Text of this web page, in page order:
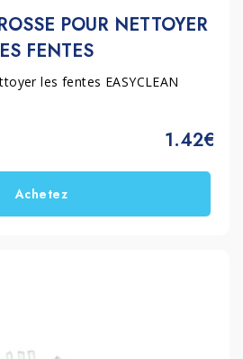
POUR NETTOYER
FENTES
les fentes EASYCLEAN
1.42€
Achetez